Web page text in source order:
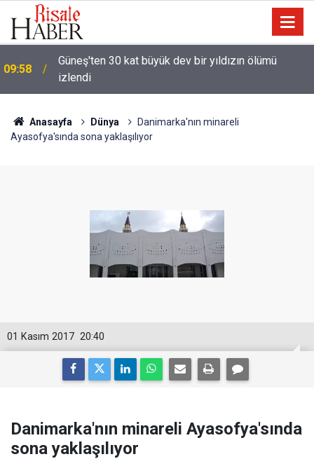
09:58
Güneş'ten 30 kat büyük dev bir yıldızın ölümü
izlendi
Anasayfa Dünya
Danimarka'nın minareli
Ayasofya'sında sona yaklaşılıyor
20:40
01 Kasım 2017
Danimarka'nın minareli Ayasofya'sında
sona yaklaşılıyor